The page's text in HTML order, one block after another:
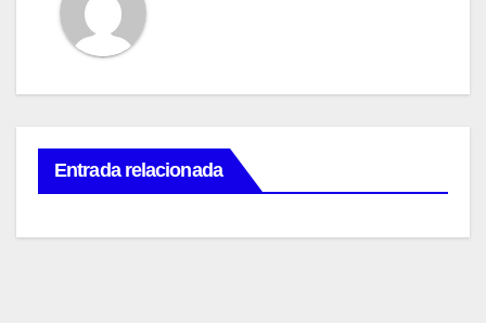
Entrada relacionada